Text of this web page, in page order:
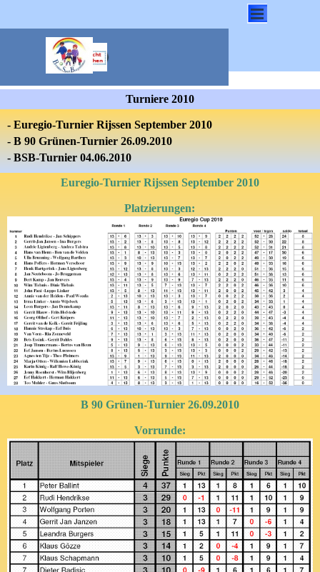
Turniere 2010
- Euregio-Turnier Rijssen September 2010
- B 90 Grünen-Turnier 26.09.2010
- BSB-Turnier 04.06.2010
Euregio-Turnier Rijssen September 2010
Platzierungen:
B 90 Grünen-Turnier 26.09.2010
Vorrunde: